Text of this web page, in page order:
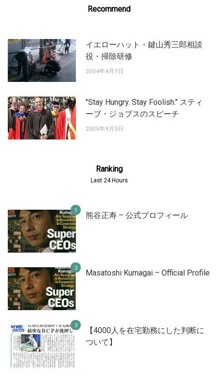
Recommend
イエローハット・鍵山秀三郎相談
役・掃除研修
2004年4月7日
"Stay Hungry. Stay Foolish." スティ
ーブ・ジョブスのスピーチ
2005年9月3日
Ranking
Last 24 Hours
熊谷正寿 – 公式プロフィール
Masatoshi Kumagai – Official Profile
【4000人を在宅勤務にした判断に
ついて】